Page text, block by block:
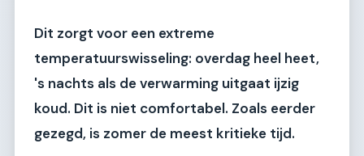
Dit zorgt voor een extreme
temperatuurswisseling: overdag heel heet,
's nachts als de verwarming uitgaat ijzig
koud. Dit is niet comfortabel. Zoals eerder
gezegd, is zomer de meest kritieke tijd.